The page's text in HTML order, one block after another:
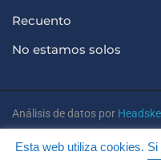
Recuento
No estamos solos
Análisis de datos por
Esta web utiliza cookies.